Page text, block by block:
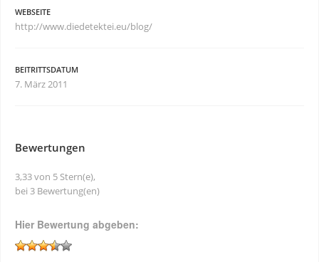
WEBSEITE
http://www.diedetektei.eu/blog/
BEITRITTSDATUM
7. März 2011
Bewertungen
3,33 von 5 Stern(e),
bei 3 Bewertung(en)
Hier Bewertung abgeben: